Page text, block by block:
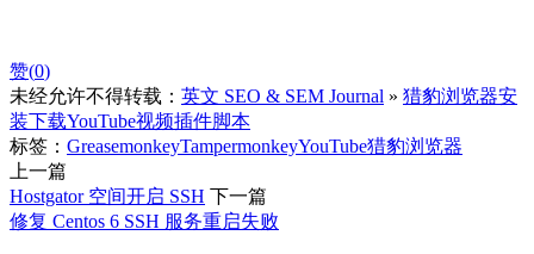
赞(0)
未经允许不得转载： 英文 SEO & SEM Journal » 猎豹浏览器安
装下载YouTube视频插件脚本
标签： GreasemonkeyTampermonkeyYouTube猎豹浏览器
上一篇
Hostgator 空间开启 SSH 下一篇
修复 Centos 6 SSH 服务重启失败